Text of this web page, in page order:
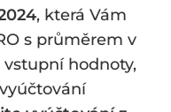
, která Vám
s průměrem v
hodnoty,